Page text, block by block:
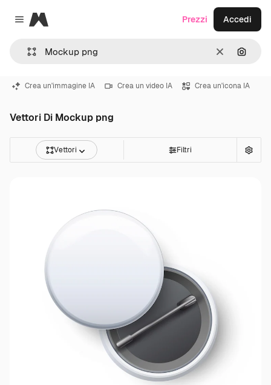
Close menu
Magnific
CancellaCerca
Prezzi Accedi
Crea un'immagine IA Crea un video IA Crea un'icona IA
Vettori Di Mockup png
Vettori Filtri